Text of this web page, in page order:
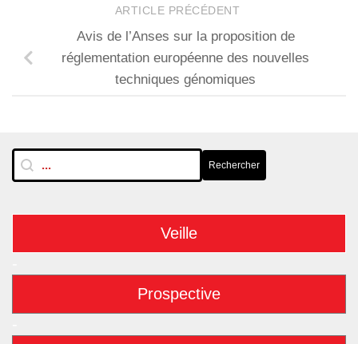
ARTICLE PRÉCÉDENT
Avis de l’Anses sur la proposition de
réglementation européenne des nouvelles
techniques génomiques
RechTextuelle-BarreLat
Rechercher Rechercher
Veille
Prospective